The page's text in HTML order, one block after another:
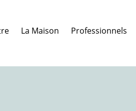
La Maison Professionnels